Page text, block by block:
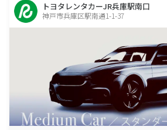
トヨタレンタカーJR兵庫駅南口
神戸市兵庫区駅南通1-1-37